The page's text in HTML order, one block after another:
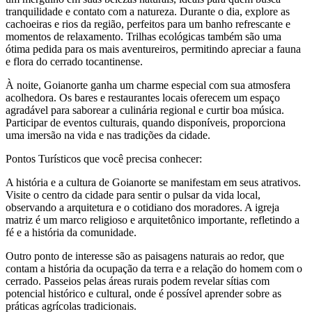
tranquilidade e contato com a natureza. Durante o dia, explore as
cachoeiras e rios da região, perfeitos para um banho refrescante e
momentos de relaxamento. Trilhas ecológicas também são uma
ótima pedida para os mais aventureiros, permitindo apreciar a fauna
e flora do cerrado tocantinense.
À noite, Goianorte ganha um charme especial com sua atmosfera
acolhedora. Os bares e restaurantes locais oferecem um espaço
agradável para saborear a culinária regional e curtir boa música.
Participar de eventos culturais, quando disponíveis, proporciona
uma imersão na vida e nas tradições da cidade.
Pontos Turísticos que você precisa conhecer:
A história e a cultura de Goianorte se manifestam em seus atrativos.
Visite o centro da cidade para sentir o pulsar da vida local,
observando a arquitetura e o cotidiano dos moradores. A igreja
matriz é um marco religioso e arquitetônico importante, refletindo a
fé e a história da comunidade.
Outro ponto de interesse são as paisagens naturais ao redor, que
contam a história da ocupação da terra e a relação do homem com o
cerrado. Passeios pelas áreas rurais podem revelar sítias com
potencial histórico e cultural, onde é possível aprender sobre as
práticas agrícolas tradicionais.